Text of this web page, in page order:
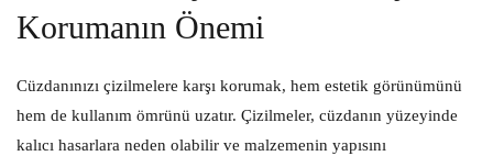
Korumanın Önemi
Cüzdanınızı çizilmelere karşı korumak, hem estetik görünümünü
hem de kullanım ömrünü uzatır. Çizilmeler, cüzdanın yüzeyinde
kalıcı hasarlara neden olabilir ve malzemenin yapısını